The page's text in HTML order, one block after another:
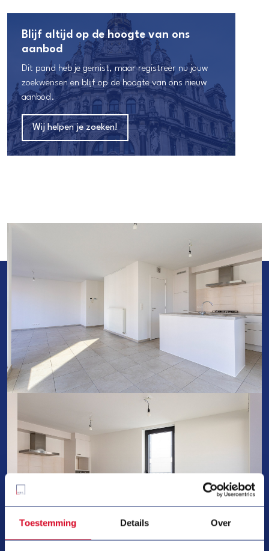
Toestemming Details Over
Blijf altijd op de hoogte van ons
aanbod
Dit pand heb je gemist, maar registreer nu jouw
zoekwensen en blijf op de hoogte van ons nieuw
aanbod.
Wij helpen je zoeken!